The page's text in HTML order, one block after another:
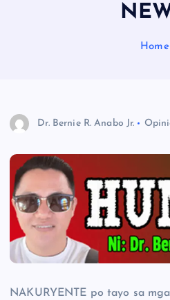
Home
Dr. Bernie R. Anabo Jr.
NAKURYENTE po tayo sa